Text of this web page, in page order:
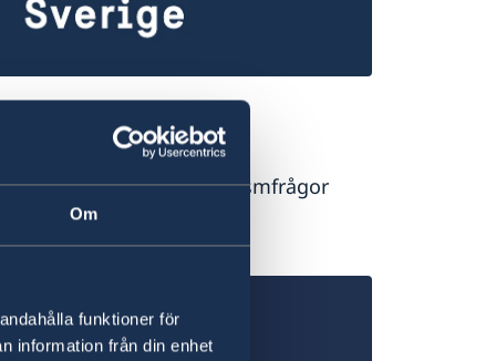
Om
funktioner för
information från din enhet
till Sverige
uppehållstillstånd
boende/studier & turismfrågor